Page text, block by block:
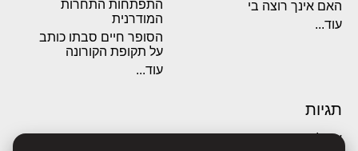
האם אינך רוצה בי
עוד...
התפתחות התחרות
המודרנית
הסופר חיים סבתו כותב
על תקופת הקורונה
עוד...
תגיות
אבולוציה